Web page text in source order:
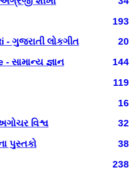
193
- ગુજરાતી લોકગીત
20
સામાન્ય જ્ઞાન
144
119
16
વિશ્વ
32
પુસ્તકો
38
238